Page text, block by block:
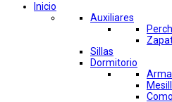
Inicio
Auxiliares
Sillas
Dormitorio